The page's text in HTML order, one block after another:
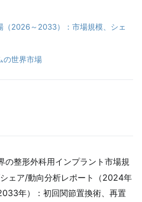
（2026～2033）：市場規模、シェ
の世界市場
の整形外科用インプラント市場規
ェア/動向分析レポート（2024年
年）：初回関節置換術、再置